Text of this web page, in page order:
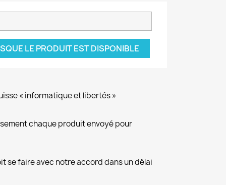
LE PRODUIT EST DISPONIBLE
« informatique et libertés »
chaque produit envoyé pour
se faire avec notre accord dans un délai